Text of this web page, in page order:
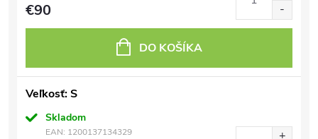
€90
DO KOŠÍKA
Veľkosť: S
Skladom
EAN: 1200137134329